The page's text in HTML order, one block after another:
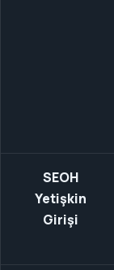
SEOH
Yetişkin
Girişi